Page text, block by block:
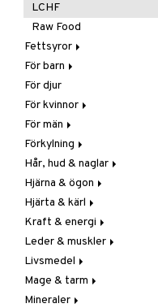
LCHF
Raw Food
Fettsyror
Marina fettsyror
Veg fettsyror
För barn
Fettsyror
Hudvård
Vitamin & mineral
För djur
För kvinnor
Graviditet & amning
Klimakterie & PMS
Näringstillskott
Övriga
Sex & lust
Skelett
Urinvägar
För män
Näringstillskott
Övriga
Prostata
Sex & lust
Förkylning
C-vitamin
Förebyggande &
lindrande
Hostdämpande
Öron, näsa & hals
Övriga
Virushämmande
Vitlök
Hår, hud & naglar
Hår
Kosttillskott
Sol & pigment
Hjärna & ögon
Fettsyror
Minne
Ögon
Hjärta & kärl
Ginkgo biloba
Kärlstärkande
Kolesterolsänkande
Marina fettsyror
Veg fettsyror
Kraft & energi
Ginseng
Övriga
Prestation
Q-10
Leder & muskler
Kosttillskott
Utvärtes
Livsmedel
Bars
Choklad
Mage & tarm
Drycker
Mineraler